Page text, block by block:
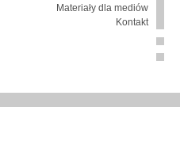
Materiały dla mediów
Kontakt